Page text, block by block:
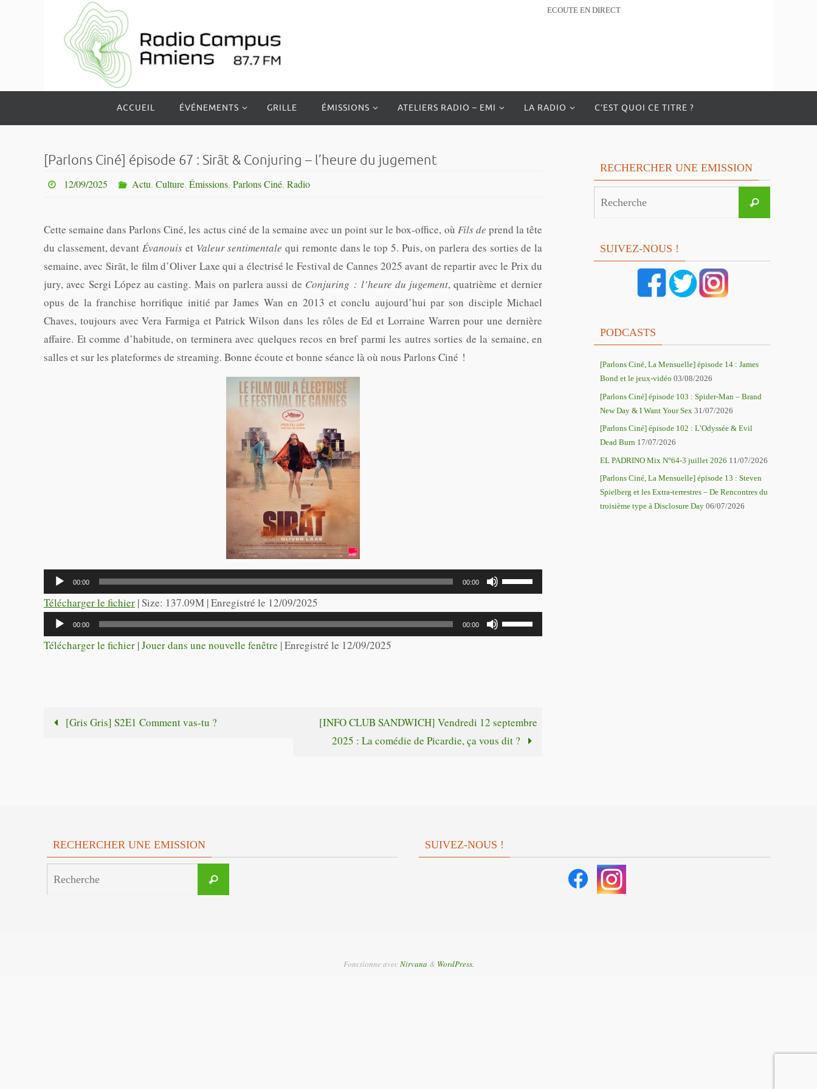
ECOUTE EN DIRECT
le
ACCUEIL ÉVÉNEMENTS GRILLE ÉMISSIONS ATELIERS RADIO – EMI LA RADIO C’EST QUOI CE TITRE ?
[Parlons Ciné] épisode 67 : Sirãt & Conjuring – l’heure du jugement
12/09/2025 Actu, Culture, Émissions, Parlons Ciné, Radio
Cette semaine dans Parlons Ciné, les actus ciné de la semaine avec un point sur le box-office, où Fils de prend la tête
du classement, devantÉvanouis et Valeur sentimentalequi remonte dans le top 5. Puis, on parlera des sorties de la
semaine, avec Sirãt, le film d’Oliver Laxe qui a électrisé le Festival de Cannes 2025 avant de repartir avec le Prix du
jury, avec Sergi López au casting. Mais on parlera aussi de Conjuring : l’heure du jugement, quatrième et dernier
opus de la franchise horrifique initié par James Wan en 2013 et conclu aujourd’hui par son disciple Michael
Chaves, toujours avec Vera Farmiga et Patrick Wilson dans les rôles de Ed et Lorraine Warren pour une dernière
affaire. Et comme d’habitude, on terminera avec quelques recos en bref parmi les autres sorties de la semaine, en
salles et sur les plateformes de streaming. Bonne écoute et bonne séance là où nous Parlons Ciné !
Lecteur
audio
00:00 00:00
Utilisez
les
flèches
le
volume.
Télécharger le fichier | Size: 137.09M | Enregistré le 12/09/2025
Lecteur
audio
00:00 00:00
Utilisez
les
ou
diminuer
Télécharger le fichier |Jouer dans une nouvelle fenêtre |Enregistré le 12/09/2025
[Gris Gris] S2E1 Comment vas-tu ?
[INFO CLUB SANDWICH] Vendredi 12 septembre
2025 : La comédie de Picardie, ça vous dit ?
RECHERCHER UNE EMISSION
Recherche
SUIVEZ-NOUS !
PODCASTS
[Parlons Ciné, La Mensuelle] épisode 14 : James
Bond et le jeux-vidéo 03/08/2026
[Parlons Ciné] épisode 103 : Spider-Man – Brand
New Day & I Want Your Sex 31/07/2026
[Parlons Ciné] épisode 102 : L’Odyssée & Evil
Dead Burn 17/07/2026
EL PADRINO Mix N°64-3 juillet 2026 11/07/2026
[Parlons Ciné, La Mensuelle] épisode 13 : Steven
Spielberg et les Extra-terrestres – De Rencontres du
troisième type à Disclosure Day 06/07/2026
RECHERCHER UNE EMISSION
Recherche
SUIVEZ-NOUS !
Fonctionne avec Nirvana & WordPress.